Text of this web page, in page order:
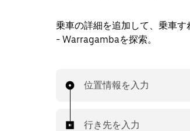
乗車の詳細を追加して、乗車
- Warragambaを探索。
位置情報を入力
行き先を入力